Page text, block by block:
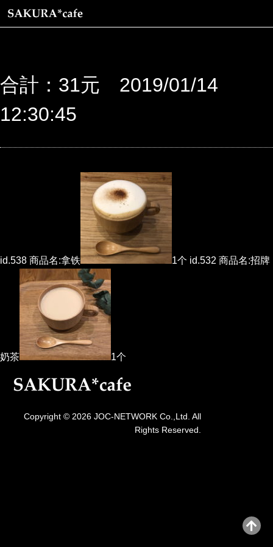
合計：31元 2019/01/14
12:30:45
id.538 商品名:拿铁 1个 id.532 商品名:招牌
奶茶 1个
Copyright © 2026 JOC-NETWORK Co.,Ltd. All
Rights Reserved.